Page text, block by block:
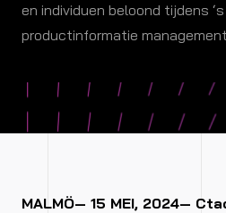
en individuen beloond tijdens
productinformatie
MALMÖ— 15 MEI, 2024—